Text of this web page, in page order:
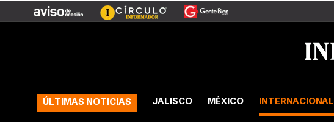
ÚLTIMAS NOTICIAS JALISCO MÉXICO INTERNACIONAL